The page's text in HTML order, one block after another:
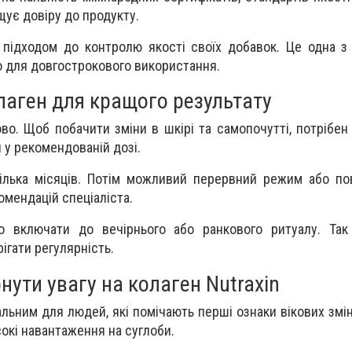
довіру до продукту.
до контролю якості своїх добавок. Це одна
довгострокового використання.
для кращого результату
Щоб побачити зміни в шкірі та самопочутті,
рекомендованій дозі.
місяців. Потім можливий перервний режим або
спеціаліста.
включати до вечірнього або ранкового ритуалу.
регулярність.
увагу на колаген Nutraxin
для людей, які помічають перші ознаки вікових
навантаження на суглоби.